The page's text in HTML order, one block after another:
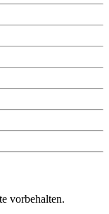
vorbehalten.